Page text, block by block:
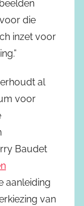
die
inzet voor
al
voor
Baudet
aanleiding
van